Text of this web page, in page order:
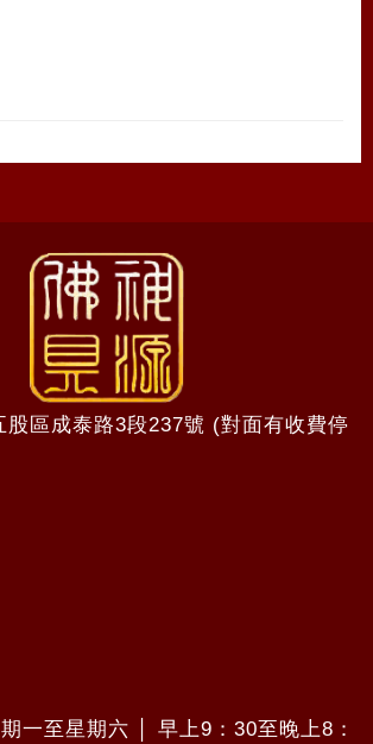
區成泰路3段237號 (對面有收費停
一至星期六 │ 早上9：30至晚上8：